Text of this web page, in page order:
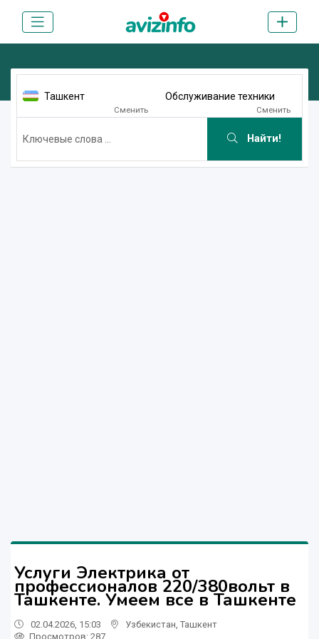
Ташкент
Сменить
Обслуживание техники
Сменить
Найти!
Услуги Электрика от
профессионалов 220/380вольт в
Ташкенте. Умеем все в Ташкенте
02.04.2026, 15:03 Узбекистан Ташкент
Просмотров: 287